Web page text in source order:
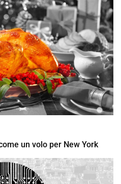
un volo per New York